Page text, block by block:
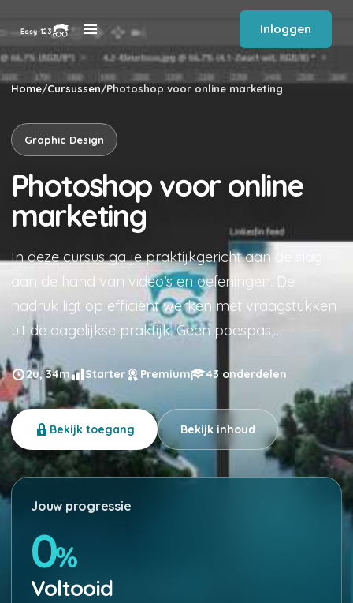
Inloggen
Home/Cursussen/Photoshop voor online marketing
Graphic Design
Photoshop voor online
marketing
In deze cursus ga je praktijkgericht aan de slag
aan de hand van video’s en oefeningen. De
nadruk ligt op efficiënt werken met vraagstukken
uit de dagelijkse praktijk. Geen poespas,…
2u, 34m Starter Premium 43 onderdelen
Bekijk toegang Bekijk inhoud
Jouw progressie
0%
Voltooid